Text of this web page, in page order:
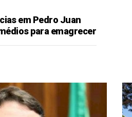
em Pedro Juan
para emagrecer